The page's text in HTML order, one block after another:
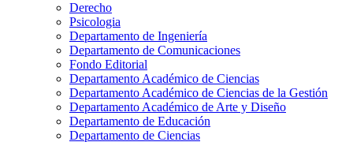
Derecho
Psicologia
Departamento de Ingeniería
Departamento de Comunicaciones
Fondo Editorial
Departamento Académico de Ciencias
Departamento Académico de Ciencias de la Gestión
Departamento Académico de Arte y Diseño
Departamento de Educación
Departamento de Ciencias